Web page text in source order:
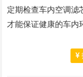
定期检查车内空调滤
才能保证健康的车内